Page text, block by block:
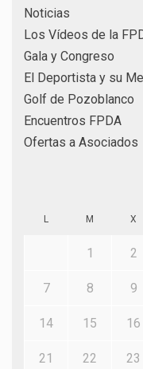
Noticias
Los Vídeos de la
Gala y Congreso
El Deportista y su
Golf de Pozoblanco
Encuentros FPDA
Ofertas a Asociados
L M X
1 2
7 8 9
14 15 16
21 22 23